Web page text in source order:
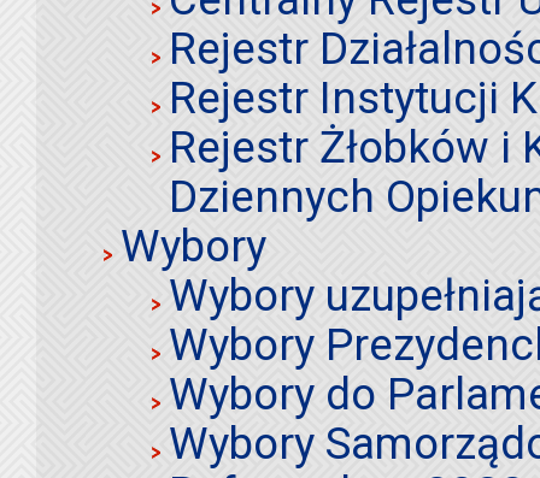
Rejestr
Rejestr Instytucji
Rejestr Żłobków i
Dziennych
Wybory
Wybory
Wybory
Wybory do
Wybory